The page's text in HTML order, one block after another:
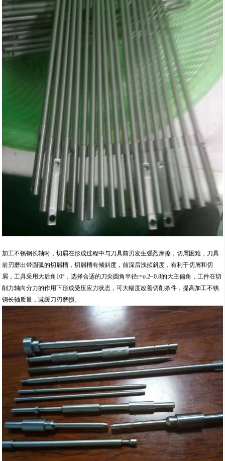
加工不锈钢长轴时，切屑在形成过程中与刀具前刃发生强烈摩擦，切屑困难，刀具
前刃磨出带圆弧的切屑槽，切屑槽有倾斜度，前深后浅倾斜度，有利于切屑和切
屑，工具采用大后角10°，选择合适的刀尖圆角半径r=o.2~0.8的大主偏角，工件在切
削力轴向分力的作用下形成受压应力状态，可大幅度改善切削条件，提高加工不锈
钢长轴质量，减缓刀刃磨损。